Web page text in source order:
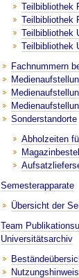
Teilbibliothek
Teilbibliothek
Teilbibliothek
Teilbibliothek
Fachnummern
Sonderstandorte
Abholzeiten
Semesterapparate
Übersicht der
Team
Universitätsarchiv